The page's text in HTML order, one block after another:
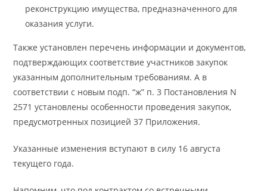
реконструкцию имущества, предназначенного для
оказания услуги.
Также установлен перечень информации и документов,
подтверждающих соответствие участников закупок
указанным дополнительным требованиям. А в
соответствии с новым подп. “ж” п. 3 Постановления N
2571 установлены особенности проведения закупок,
предусмотренных позицией 37 Приложения.
Указанные изменения вступают в силу 16 августа
текущего года.